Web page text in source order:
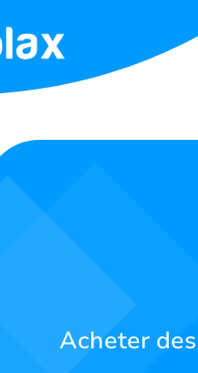
Acheter